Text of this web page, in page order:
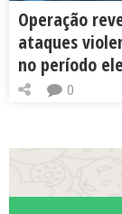
Operação
ataques
no período
0